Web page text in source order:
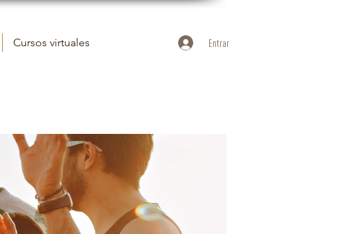
Cursos virtuales Entrar